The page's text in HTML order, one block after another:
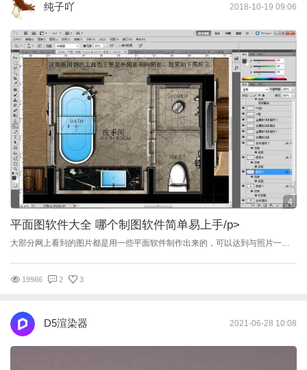
纯子吖 2018-10-19 09:06
4
平面图软件大全 哪个制图软件简单易上手/p>
大部分网上看到的图片都是用一些平面软件制作出来的，可以达到与照片一样的表现效果 所以现在的人对于作图软件或多或少都会一些，那对于新手来说哪个制图软件简单易上手呢？ 下面就来看看平面图软件大全吧。 平面图软件1、Photoshop PS是Adobe Photoshop的简称，可谓是全民皆知的平面图制作软件了，它的使用群体也非常多，功能也是十分强大的，基本上可以应用在不同类型工作的图片制作处理上，像视频、设计、排版、图形、文字等等。 平面图软件2、CorelDRAW CorelDRAW是由世界顶尖软件公司Corel开发的，是一款非常专业的图形图像处理软件，特别是在设计方面的表现非常好，被广泛用于商标设计、模型绘制、标志制作、插图描画等商业设计、美术设计中。 平面图软件3、Illustator illustrator也就是AI，也是一款专业制图软件，它还是工业标准的矢量插画软件，常常在出版、多媒体等方面使用，能提供较高的精度、控制等，大型、小型简单到复杂的设计项目均可。 平面图软件4、Fireworks Adobe Fireworks是一款网页版的作图软件，属于非专业性质的，有着比较高的灵活性，可创建、优化图像，还有一些资源丰富的素材库，给不少非专业人士提供满意的图片制作处理。 平面图软件5、AutoCAD Auto Computer Aided Design也就是CAD，它是一款应用非常广泛的专业性制图软件，不管是二维绘图，还是基本三维设计都能很好的支持，可以说它是国际通用的绘图工具。用户界面设计良好，操作命令简单，即便是非计算机专业人员也可以很快速的掌握。 平面图软件6、PageMaker PageMake虽然也可以简单处理一些图片，但是它更适合用来排版，是一款专业的排版软件，特别适合用来处理一些篇幅过长的文字、字符等，还可以进行多个页面的处理，从而完成行页面编页码、合订。 平面图软件7、方正飞腾 FanTart也是一款排版软件，不过它的功能比较强大，可以进行文字、图像、表格的综合性排版，而且操作非常人性化，在图形图像处理、中文处理、表格处理方面的表现都不错，受到杂志、报纸、宣传册、图书等广告刊物的欢迎。 以上就是关于平面图软件大全的介绍，这些软件中有专业的也有非专业的，只要学会一种，其他制图软件也是能很快掌握的，这就是一通百通，希望小编分享的内容能给大家一些参考。
19986 2 3
D5渲染器 2021-06-28 10:08